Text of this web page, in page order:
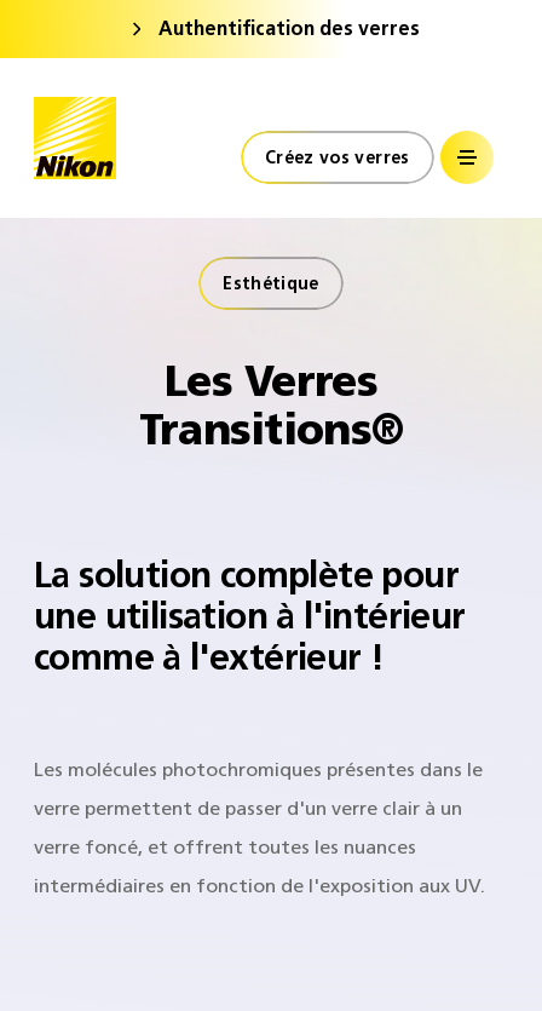
Authentification des verres
Accueil
Créez vos verres
Esthétique​
Les Verres
Transitions®
La solution complète pour
une utilisation à l'intérieur
comme à l'extérieur !
Les molécules photochromiques présentes dans le
verre permettent de passer d'un verre clair à un
verre foncé, et offrent toutes les nuances
intermédiaires en fonction de l'exposition aux UV.